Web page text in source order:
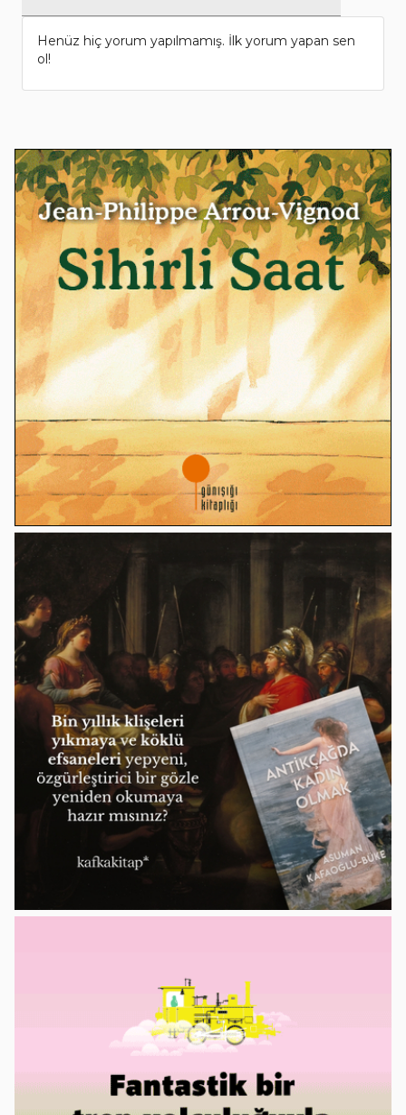
Henüz hiç yorum yapılmamış. İlk yorum yapan sen
ol!